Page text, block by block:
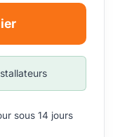
sous 14 jours